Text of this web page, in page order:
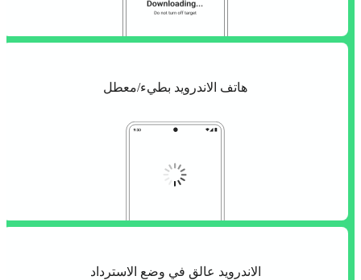
هاتف الاندرويد بطيء/معطل
الاندرويد عالق في وضع الاسترداد